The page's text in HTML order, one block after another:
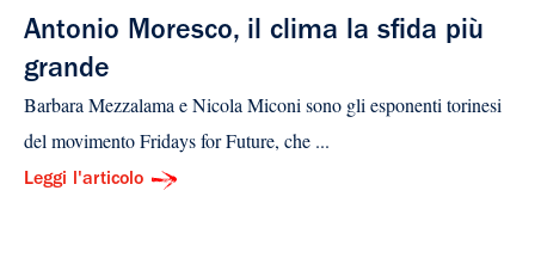
Antonio Moresco, il clima la sfida più
grande
Barbara Mezzalama e Nicola Miconi sono gli esponenti torinesi
del movimento Fridays for Future, che ...
Leggi l'articolo